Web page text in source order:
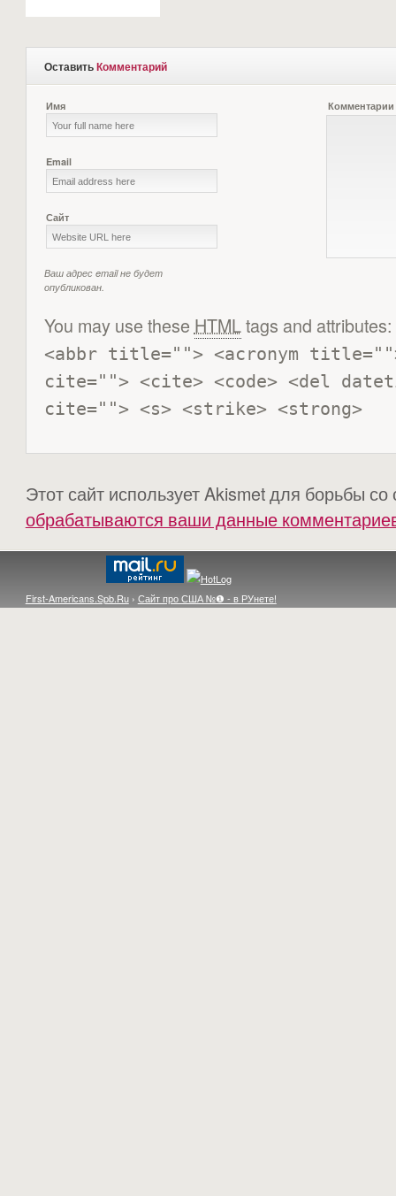
ОставитьКомментарий
Имя
Email
Сайт
Ваш адрес email не будет
опубликован.
Комментарии
You may use these HTMLtags and attributes:
<abbr title=""> <acronym
cite=""> <cite> <code> <del
cite=""> <s> <strike> <strong>
Этот сайт использует Akismet для борьбы
обрабатываются ваши данные
First-Americans.Spb.Ru› Сайт про США №❶ - в РУнете!